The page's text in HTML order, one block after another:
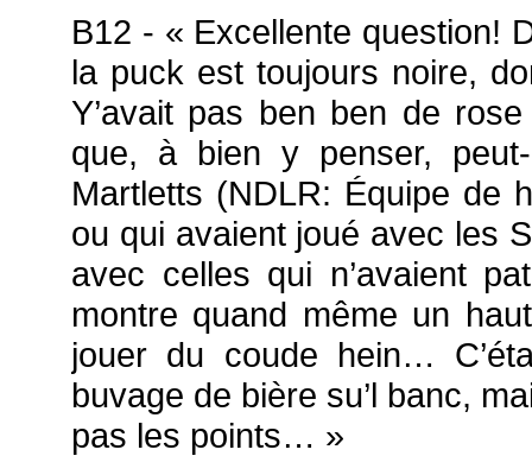
B12 - « Excellente question!
la puck est toujours noire,
Y’avait pas ben ben de
que, à bien y penser,
Martletts (NDLR: Équipe de
ou qui avaient joué avec les
avec celles qui n’avaient
montre quand même un
jouer du coude hein…
buvage de bière su’l banc,
pas les points… »